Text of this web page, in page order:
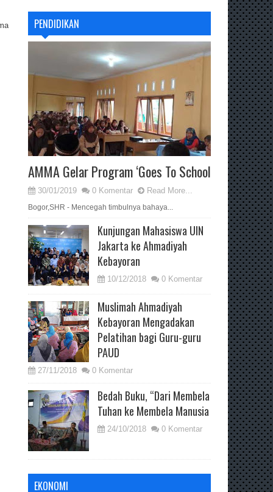
PENDIDIKAN
AMMA Gelar Program ‘Goes To School
30/01/2019 0 Komentar Read More...
Bogor,SHR - Mencegah timbulnya bahaya...
Kunjungan Mahasiswa UIN
Jakarta ke Ahmadiyah
Kebayoran
10/12/2018 0 Komentar
Muslimah Ahmadiyah
Kebayoran Mengadakan
Pelatihan bagi Guru-guru
PAUD
27/11/2018 0 Komentar
Bedah Buku, “Dari Membela
Tuhan ke Membela Manusia
24/10/2018 0 Komentar
EKONOMI